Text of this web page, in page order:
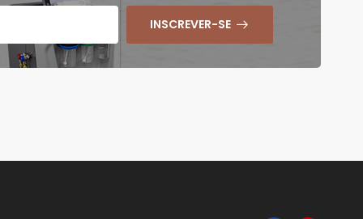
INSCREVER-SE